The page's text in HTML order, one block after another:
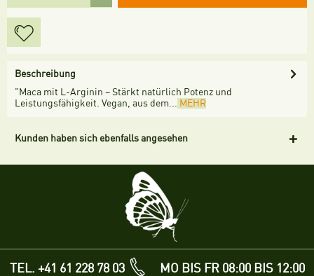
Beschreibung
"Maca mit L-Arginin – Stärkt natürlich Potenz und
Leistungsfähigkeit. Vegan, aus dem... MEHR
Kunden haben sich ebenfalls angesehen
TEL. +41 61 228 78 03
MO BIS FR 08:00 BIS 12:00